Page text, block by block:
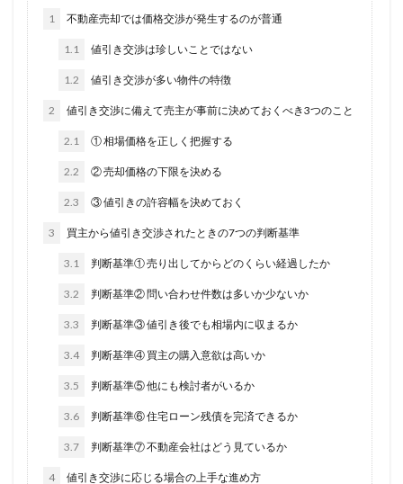
1 不動産売却では価格交渉が発生するのが普通
1.1 値引き交渉は珍しいことではない
1.2 値引き交渉が多い物件の特徴
2 値引き交渉に備えて売主が事前に決めておくべき3つのこと
2.1 ① 相場価格を正しく把握する
2.2 ② 売却価格の下限を決める
2.3 ③ 値引きの許容幅を決めておく
3 買主から値引き交渉されたときの7つの判断基準
3.1 判断基準① 売り出してからどのくらい経過したか
3.2 判断基準② 問い合わせ件数は多いか少ないか
3.3 判断基準③ 値引き後でも相場内に収まるか
3.4 判断基準④ 買主の購入意欲は高いか
3.5 判断基準⑤ 他にも検討者がいるか
3.6 判断基準⑥ 住宅ローン残債を完済できるか
3.7 判断基準⑦ 不動産会社はどう見ているか
4 値引き交渉に応じる場合の上手な進め方